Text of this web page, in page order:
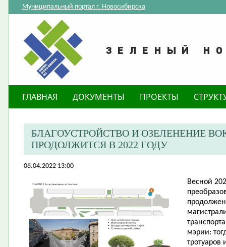
Муниципальный портал г. Новосибирска
ГЛАВНАЯ ДОКУМЕНТЫ ПРОЕКТЫ
БЛАГОУСТРОЙСТВО И ОЗЕЛЕНЕНИЕ
ПРОДОЛЖИТСЯ В 2022 ГОДУ
08.04.2022 13:00
​Весной
мэрии:
тротуаров